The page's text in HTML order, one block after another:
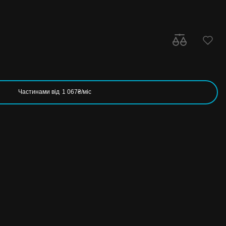
Частинами від 1 067₴/міс